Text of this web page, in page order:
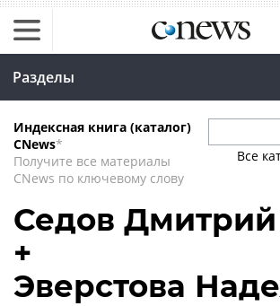
Разделы
Индексная книга (каталог)
CNews*
Получите все материалы
CNews по ключевому слову
Все
Седов Дмитрий
+
Эверстова